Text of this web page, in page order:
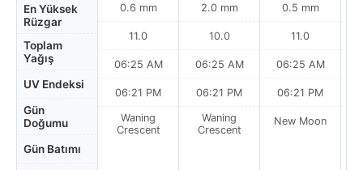
En Yüksek
Rüzgar
Toplam
Yağış
UV Endeksi
Gün
Doğumu
Gün Batımı
0.6 mm
11.0
06:25 AM
06:21 PM
Waning
Crescent
2.0 mm
10.0
06:25 AM
06:21 PM
Waning
Crescent
0.5 mm
11.0
06:25 AM
06:21 PM
New Moon